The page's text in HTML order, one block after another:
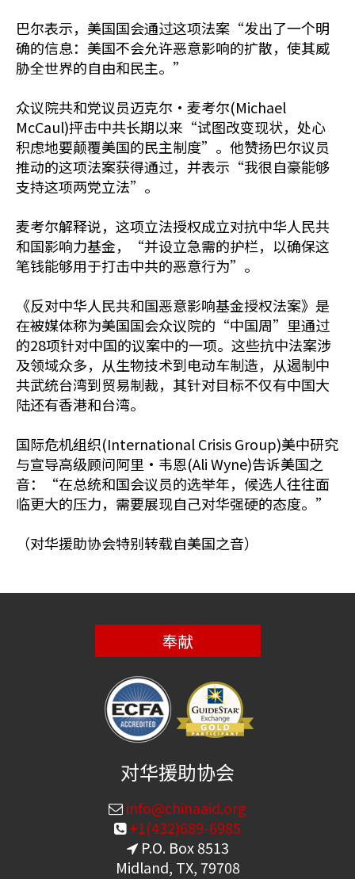
巴尔表示，美国国会通过这项法案“发出了一个明
确的信息：美国不会允许恶意影响的扩散，使其威
胁全世界的自由和民主。”
众议院共和党议员迈克尔·麦考尔(Michael
McCaul)抨击中共长期以来“试图改变现状，处心
积虑地要颠覆美国的民主制度”。他赞扬巴尔议员
推动的这项法案获得通过，并表示“我很自豪能够
支持这项两党立法”。
麦考尔解释说，这项立法授权成立对抗中华人民共
和国影响力基金，“并设立急需的护栏，以确保这
笔钱能够用于打击中共的恶意行为”。
《反对中华人民共和国恶意影响基金授权法案》是
在被媒体称为美国国会众议院的“中国周”里通过
的28项针对中国的议案中的一项。这些抗中法案涉
及领域众多，从生物技术到电动车制造，从遏制中
共武统台湾到贸易制裁，其针对目标不仅有中国大
陆还有香港和台湾。
国际危机组织(International Crisis Group)美中研究
与宣导高级顾问阿里·韦恩(Ali Wyne)告诉美国之
音：“在总统和国会议员的选举年，候选人往往面
临更大的压力，需要展现自己对华强硬的态度。”
（对华援助协会特别转载自美国之音）
奉献
对华援助协会
info@chinaaid.org
+1(432)689-6985
P.O. Box 8513
Midland, TX, 79708